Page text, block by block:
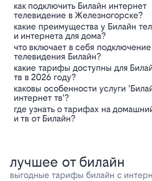
Как подключить Билайн интернет
телевидение в Железногорске?
Какие преимущества у Билайн телевидения
и интернета для дома?
Что включает в себя подключение интернет
телевидения Билайн?
Какие тарифы доступны для Билайн интернет
тв в 2026 году?
Каковы особенности услуги 'Билайн дом
интернет тв'?
Где узнать о тарифах на домашний интернет
и тв от Билайн?
лучшее от билайн
выгодные тарифы билайн с